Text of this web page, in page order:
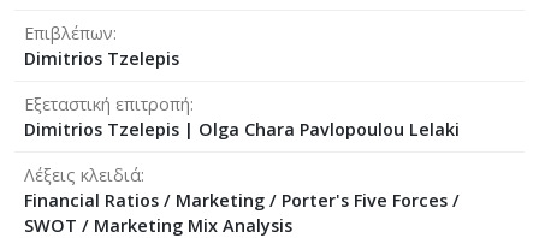
Επιβλέπων
Dimitrios Tzelepis
Εξεταστική επιτροπή
Dimitrios Tzelepis | Olga Chara Pavlopoulou Lelaki
Λέξεις κλειδιά
Financial Ratios / Marketing / Porter's Five Forces /
SWOT / Marketing Mix Analysis